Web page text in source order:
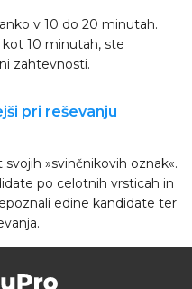
v 10 do 20 minutah.
10 minutah, ste
zahtevnosti.
pri reševanju
»svinčnikovih oznak«.
po celotnih vrsticah in
edine kandidate ter